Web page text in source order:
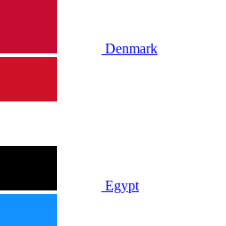
Denmark
Egypt